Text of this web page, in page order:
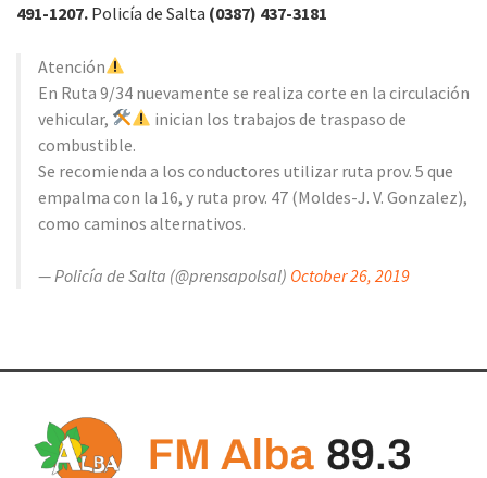
491-1207. Policía de Salta (0387) 437-3181
Atención
En Ruta 9/34 nuevamente se realiza corte en la circulación
vehicular,
inician los trabajos de traspaso de
combustible.
Se recomienda a los conductores utilizar ruta prov. 5 que
empalma con la 16, y ruta prov. 47 (Moldes-J. V. Gonzalez),
como caminos alternativos.
— Policía de Salta (@prensapolsal) October 26, 2019